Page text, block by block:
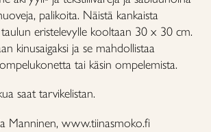
palikoita. Näistä kankaista
eristelevylle kooltaan 30 x 30 cm.
kinusaigaksi ja se mahdollistaa
tai käsin ompelemista.
saat tarvikelistan.
Manninen, www.tiinasmoko.fi